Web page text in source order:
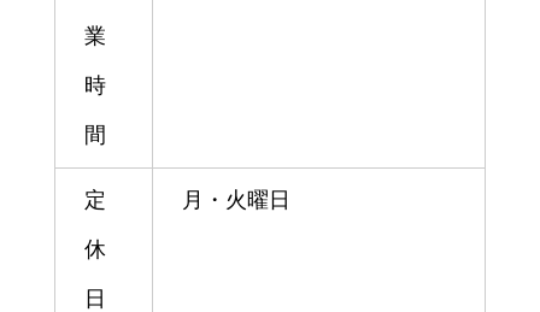
業
時
間
定
休
日
月・火曜日